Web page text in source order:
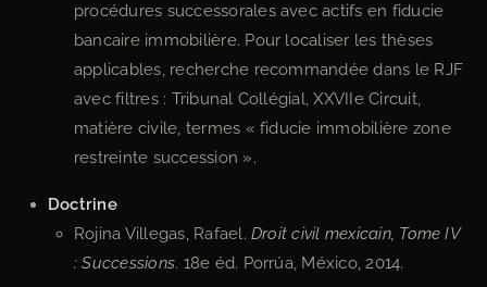
procédures successorales avec actifs en fiducie
bancaire immobilière. Pour localiser les thèses
applicables, recherche recommandée dans le RJF
avec filtres : Tribunal Collégial, XXVIIe Circuit,
matière civile, termes « fiducie immobilière zone
restreinte succession ».
Doctrine
Rojina Villegas, Rafael. Droit civil mexicain, Tome IV
: Successions. 18e éd. Porrúa, México, 2014.